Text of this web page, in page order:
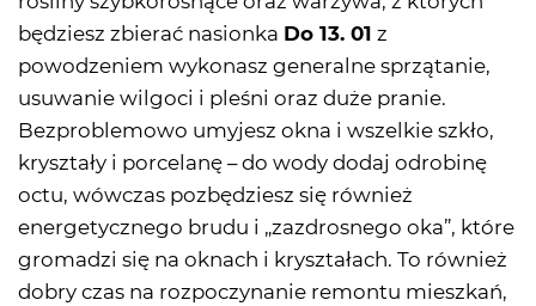
będziesz zbierać nasionka Do 13. 01 z
powodzeniem wykonasz generalne sprzątanie,
usuwanie wilgoci i pleśni oraz duże pranie.
Bezproblemowo umyjesz okna i wszelkie szkło,
kryształy i porcelanę – do wody dodaj odrobinę
octu, wówczas pozbędziesz się również
energetycznego brudu i „zazdrosnego oka”, które
gromadzi się na oknach i kryształach. To również
dobry czas na rozpoczynanie remontu mieszkań,